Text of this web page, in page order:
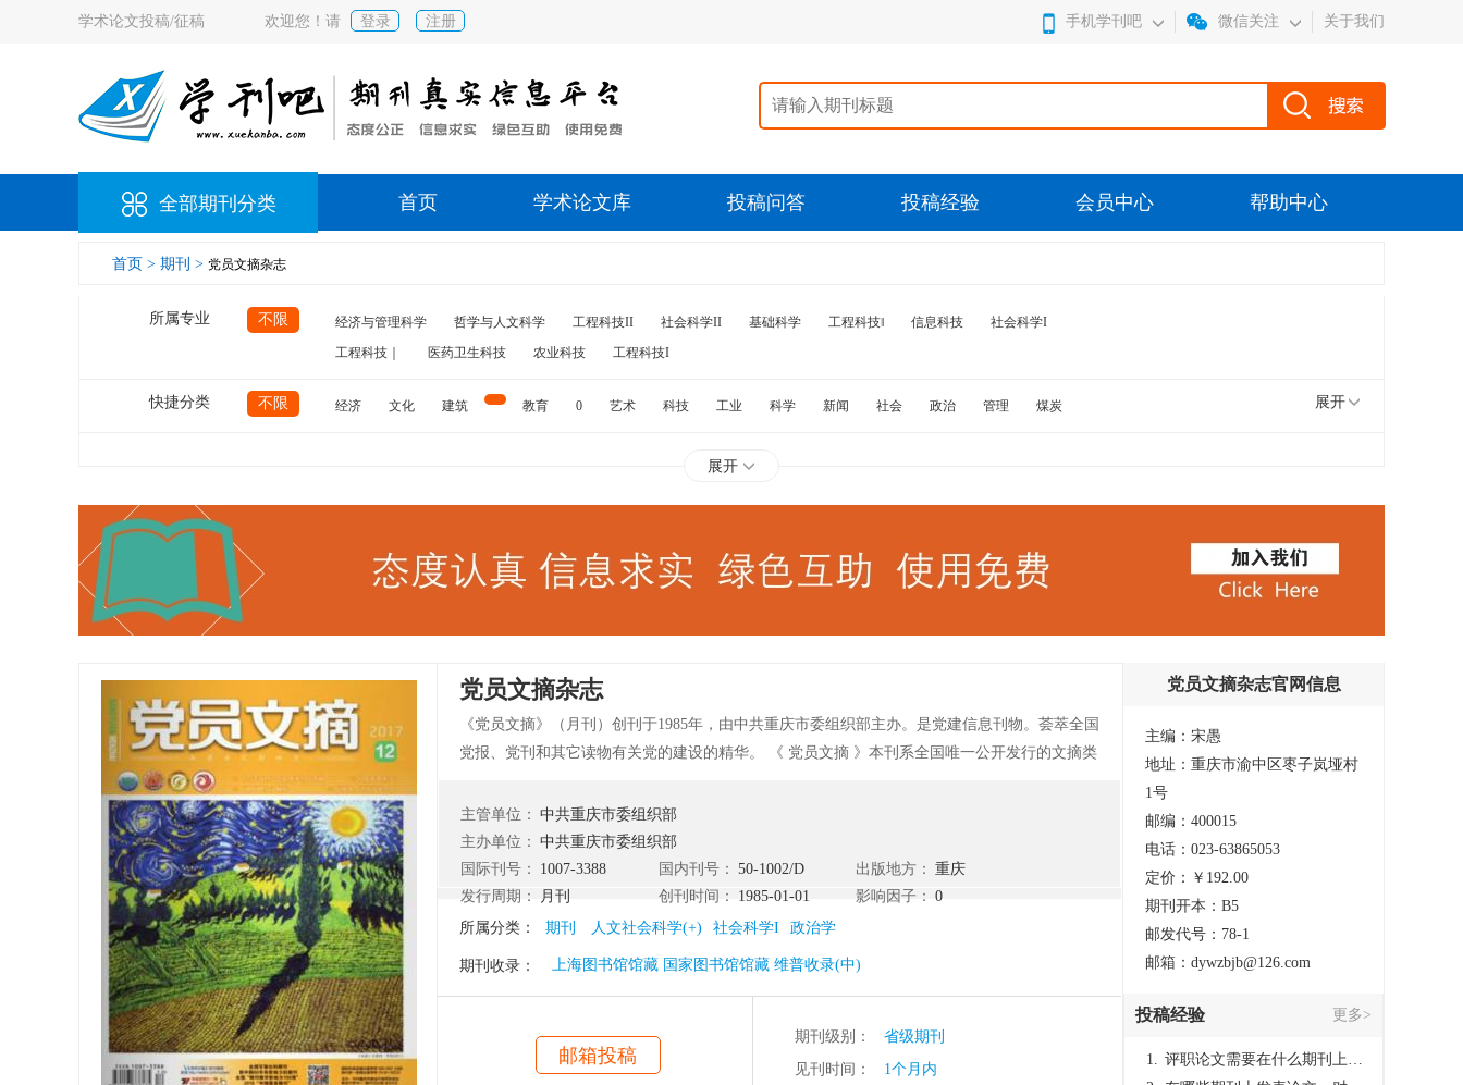
学术论文投稿/征稿 欢迎您！请 登录 注册 手机学刊吧 微信关注 关于我们
全部期刊分类 首页 学术论文库 投稿问答 投稿经验 会员中心 帮助中心
首页 > 期刊 > 党员文摘杂志
所属专业 不限 经济与管理科学 哲学与人文科学 工程科技II 社会科学II 基础科学 工程科技‖ 信息科技
社会科学I
工程科技｜
医药卫生科技 农业科技 工程科技I
快捷分类 不限 经济 文化 建筑 教育 0 艺术 科技 工业 科学 新闻 社会 政治 管理
煤炭
展开
展开
党员文摘杂志
《党员文摘》（月刊）创刊于1985年，由中共重庆市委组织部主办。是党建信息刊物。荟萃全国
党报、党刊和其它读物有关党的建设的精华。 《 党员文摘 》本刊系全国唯一公开发行的文摘类
容和赏心悦目的形式，忠实地为多层次读者服务。融思想性、知识性、趣味性于一体。关注政
治，切合民情。上至国家大事，下到百姓生活。主要栏目：神州潮、今日世界、党史纵横、史海
泛舟、理想之光、人生风采、峰回路转、说长论短。
主管单位： 中共重庆市委组织部
主办单位： 中共重庆市委组织部
国际刊号：
1007-3388 国内刊号： 50-1002/D 出版地方：
重庆
发行周期：
月刊 创刊时间： 1985-01-01 影响因子：
0
所属分类：
期刊 人文社会科学(+) 社会科学I 政治学
期刊收录： 上海图书馆馆藏 国家图书馆馆藏 维普收录(中)
邮箱投稿
期刊级别：
省级期刊
见刊时间：
1个月内
党员文摘杂志官网信息
主编：宋愚
地址：重庆市渝中区枣子岚垭村
1号
邮编：400015
电话：023-63865053
定价：￥192.00
期刊开本：B5
邮发代号：78-1
邮箱：dywzbjb@126.com
投稿经验 更多>
1. 评职论文需要在什么期刊上发表？